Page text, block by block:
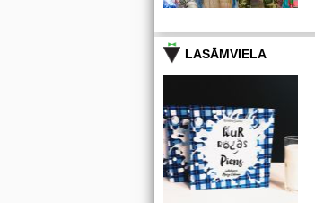
LASĀMVIELA